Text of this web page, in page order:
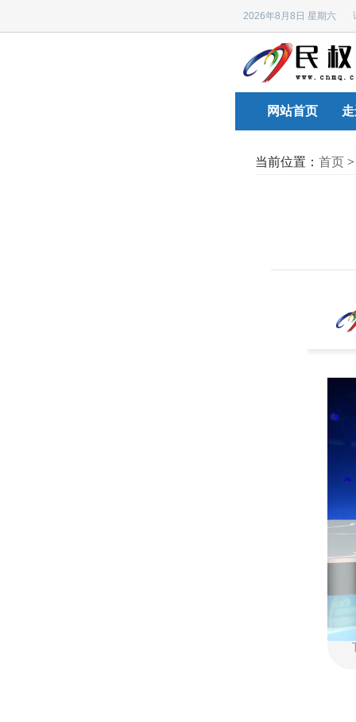
2026年8月8日 星期六
网站首页
当前位置： 首页